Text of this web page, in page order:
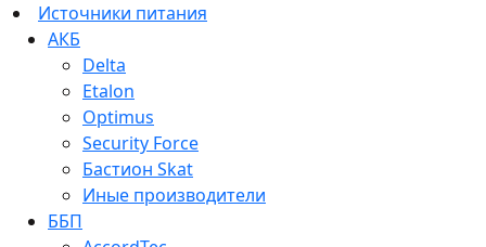
Источники питания
АКБ
Delta
Etalon
Optimus
Security Force
Бастион Skat
Иные производители
ББП